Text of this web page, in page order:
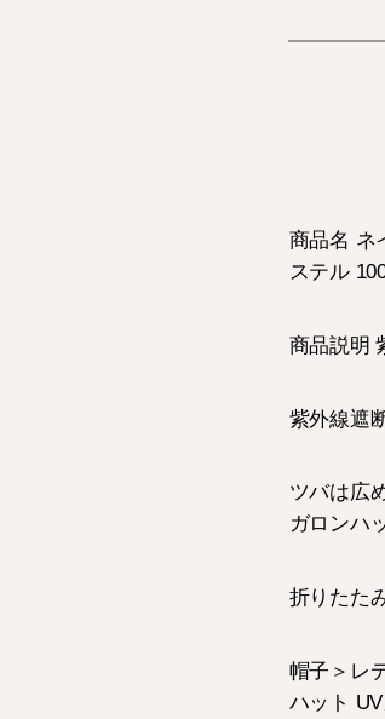
商品名 ネ
ステル
商品説明
紫外線遮
ツバは広
ガロンハ
折りたた
帽子＞レ
ハット